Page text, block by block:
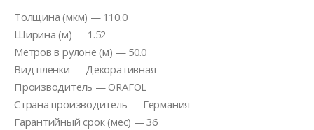
Толщина (мкм) — 110.0
Ширина (м) — 1.52
Метров в рулоне (м) — 50.0
Вид пленки — Декоративная
Производитель — ORAFOL
Страна производитель — Германия
Гарантийный срок (мес) — 36